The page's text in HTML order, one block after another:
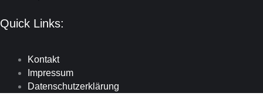
Quick Links:
Kontakt
Impressum
Datenschutzerklärung